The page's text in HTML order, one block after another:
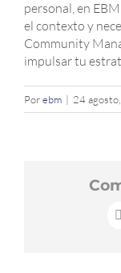
personal, en
el contexto y
Community
impulsar tu
Porebm | 24